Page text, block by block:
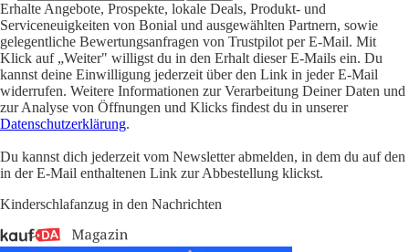
Erhalte Angebote, Prospekte, lokale Deals, Produkt- und
Serviceneuigkeiten von Bonial und ausgewählten Partnern, sowie
gelegentliche Bewertungsanfragen von Trustpilot per E-Mail. Mit
Klick auf „Weiter" willigst du in den Erhalt dieser E-Mails ein. Du
kannst deine Einwilligung jederzeit über den Link in jeder E-Mail
widerrufen. Weitere Informationen zur Verarbeitung Deiner Daten und
zur Analyse von Öffnungen und Klicks findest du in unserer
Datenschutzerklärung.
Du kannst dich jederzeit vom Newsletter abmelden, in dem du auf den
in der E-Mail enthaltenen Link zur Abbestellung klickst.
Kinderschlafanzug in den Nachrichten